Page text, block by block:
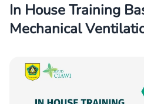
In House Training
Mechanical